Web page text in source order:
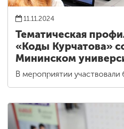
11.11.2024
Тематическая
«Коды Курчатова»
Мининском
В мероприятии